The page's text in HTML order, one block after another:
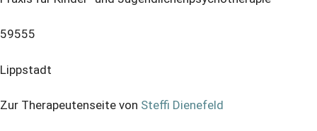
59555
Lippstadt
Zur Therapeutenseite von Steffi Dienefeld